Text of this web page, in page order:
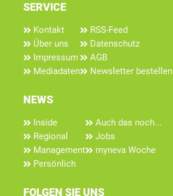
SERVICE
Kontakt
Über uns
Impressum
Mediadaten
RSS-Feed
Datenschutz
AGB
Newsletter bestellen
NEWS
Inside
Regional
Management
Persönlich
Auch das noch...
Jobs
myneva Woche
FOLGEN SIE UNS